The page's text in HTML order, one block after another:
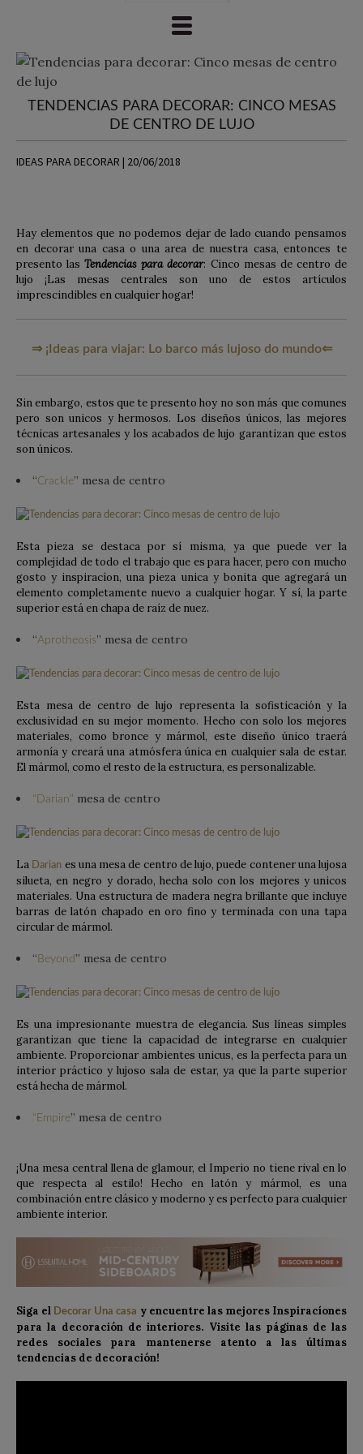
TENDENCIAS PARA DECORAR: CINCO MESAS
DE CENTRO DE LUJO
IDEAS PARA DECORAR | 20/06/2018
Hay elementos que no podemos dejar de lado cuando pensamos
en decorar una casa o una area de nuestra casa, entonces te
presento lasTendencias para decorar: Cinco mesas de centro de
lujo ¡Las mesas centrales son uno de estos artículos
imprescindibles en cualquier hogar!
⇒ ¡Ideas para viajar: Lo barco más lujoso do mundo⇐
Sin embargo, estos que te presento hoy no son más que comunes
pero son unicos y hermosos. Los diseños únicos, las mejores
técnicas artesanales y los acabados de lujo garantizan que estos
son únicos.
“Crackle” mesa de centro
Esta pieza se destaca por sí misma, ya que puede ver la
complejidad de todo el trabajo que es para hacer, pero con mucho
gosto y inspiracíon, una pieza unica y bonita que agregará un
elemento completamente nuevo a cualquier hogar. Y sí, la parte
superior está en chapa de raíz de nuez.
“Aprotheosis” mesa de centro
Esta mesa de centro de lujo representa la sofisticación y la
exclusividad en su mejor momento. Hecho con solo los mejores
materiales, como bronce y mármol, este diseño único traerá
armonía y creará una atmósfera única en cualquier sala de estar.
El mármol, como el resto de la estructura, es personalizable.
“Darian” mesa de centro
La Darian es una mesa de centro de lujo, puede contener una lujosa
silueta, en negro y dorado, hecha solo con los mejores y unicos
materiales. Una estructura de madera negra brillante que incluye
barras de latón chapado en oro fino y terminada con una tapa
circular de mármol.
“ Beyond ” mesa de centro
Es una impresionante muestra de elegancia. Sus líneas simples
garantizan que tiene la capacidad de integrarse en cualquier
ambiente. Proporcionar ambientes unicus, es la perfecta para un
interior práctico y lujoso sala de estar, ya que la parte superior
está hecha de mármol.
“Empire” mesa de centro
¡Una mesa central llena de glamour, el Imperio no tiene rival en lo
que respecta al estilo! Hecho en latón y mármol, es una
combinación entre clásico y moderno y es perfecto para cualquier
ambiente interior.
Siga el Decorar Una casa y encuentre las mejores Inspiracíones
para la decoración de interiores. Visite las páginas de las
redes sociales para mantenerse atento a las últimas
tendencias de decoración!